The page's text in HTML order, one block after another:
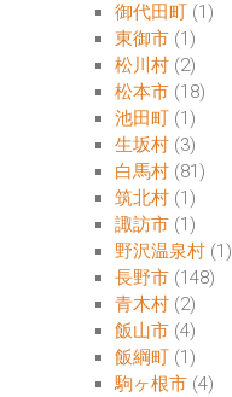
御代田町 (1)
東御市 (1)
松川村 (2)
松本市 (18)
池田町 (1)
生坂村 (3)
白馬村 (81)
筑北村 (1)
諏訪市 (1)
野沢温泉村 (1)
長野市 (148)
青木村 (2)
飯山市 (4)
飯綱町 (1)
駒ヶ根市 (4)